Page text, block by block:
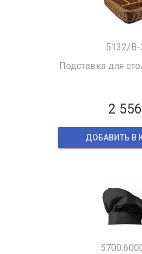
5132/B-
Подставка для
2 556
ДОБАВИТЬ В